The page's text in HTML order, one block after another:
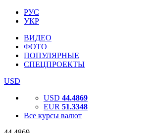
РУС
УКР
ВИДЕО
ФОТО
ПОПУЛЯРНЫЕ
СПЕЦПРОЕКТЫ
USD
USD 44.4869
EUR 51.3348
Все курсы валют